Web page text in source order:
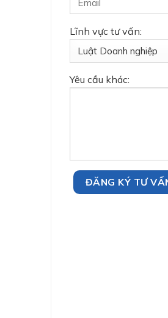
Lĩnh vực tư vấn:
Yêu cầu khác: